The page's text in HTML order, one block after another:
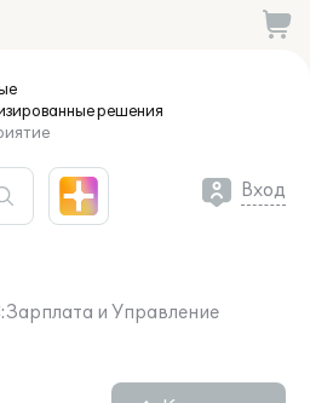
решения
Вход
и Управление